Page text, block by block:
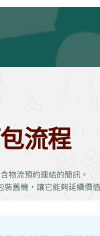
流程
物流預約連結的簡訊。
舊機，讓它能夠延續價